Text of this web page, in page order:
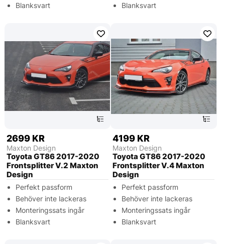
Blanksvart
Blanksvart
2699 KR
Maxton Design
Toyota GT86 2017-2020
Frontsplitter V.2 Maxton
Design
Perfekt passform
Behöver inte lackeras
Monteringssats ingår
Blanksvart
4199 KR
Maxton Design
Toyota GT86 2017-2020
Frontsplitter V.4 Maxton
Design
Perfekt passform
Behöver inte lackeras
Monteringssats ingår
Blanksvart